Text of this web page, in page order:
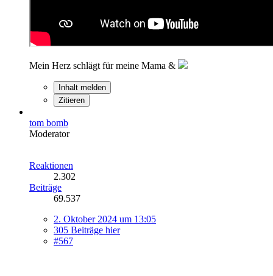
Mein Herz schlägt für meine Mama &
Inhalt melden
Zitieren
tom bomb
Moderator
Reaktionen
2.302
Beiträge
69.537
2. Oktober 2024 um 13:05
305 Beiträge hier
#567